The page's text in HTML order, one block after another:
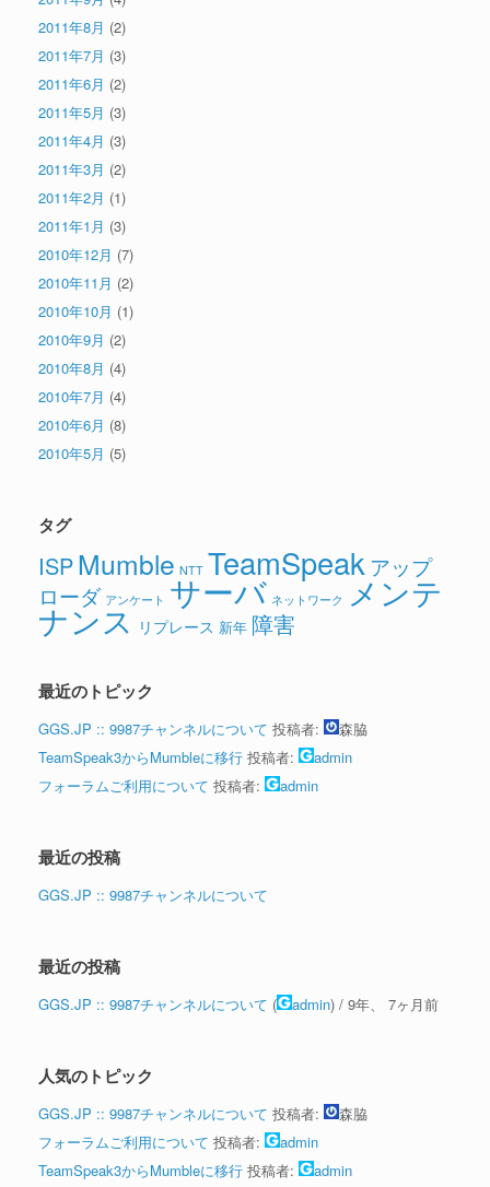
2011年8月 (2)
2011年7月 (3)
2011年6月 (2)
2011年5月 (3)
2011年4月 (3)
2011年3月 (2)
2011年2月 (1)
2011年1月 (3)
2010年12月 (7)
2010年11月 (2)
2010年10月 (1)
2010年9月 (2)
2010年8月 (4)
2010年7月 (4)
2010年6月 (8)
2010年5月 (5)
タグ
ISPMumble NTT TeamSpeak アップ
ローダ アンケート サーバ ネットワーク メンテ
ナンス リプレース 新年 障害
最近のトピック
GGS.JP :: 9987チャンネルについて 投稿者:
森脇
TeamSpeak3からMumbleに移行 投稿者:
admin
フォーラムご利用について 投稿者: admin
最近の投稿
GGS.JP :: 9987チャンネルについて
最近の投稿
GGS.JP :: 9987チャンネルについて ( admin) / 9年、 7ヶ月前
人気のトピック
GGS.JP :: 9987チャンネルについて 投稿者:
森脇
フォーラムご利用について 投稿者:
admin
TeamSpeak3からMumbleに移行 投稿者: admin